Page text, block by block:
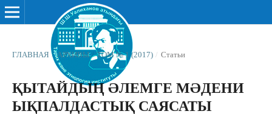
ГЛАВНАЯ / АРХИВЫ / ТОМ № 1 (2017) / Статьи
ҚЫТАЙДЫҢ ƏЛЕМГЕ МƏДЕНИ
ЫҚПАЛДАСТЫҚ САЯСАТЫ